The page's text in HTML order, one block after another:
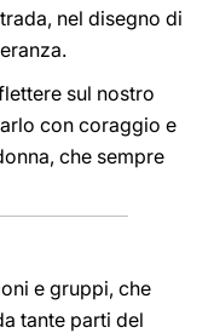
nel disegno di
sul nostro
con coraggio e
che sempre
e gruppi, che
tante parti del